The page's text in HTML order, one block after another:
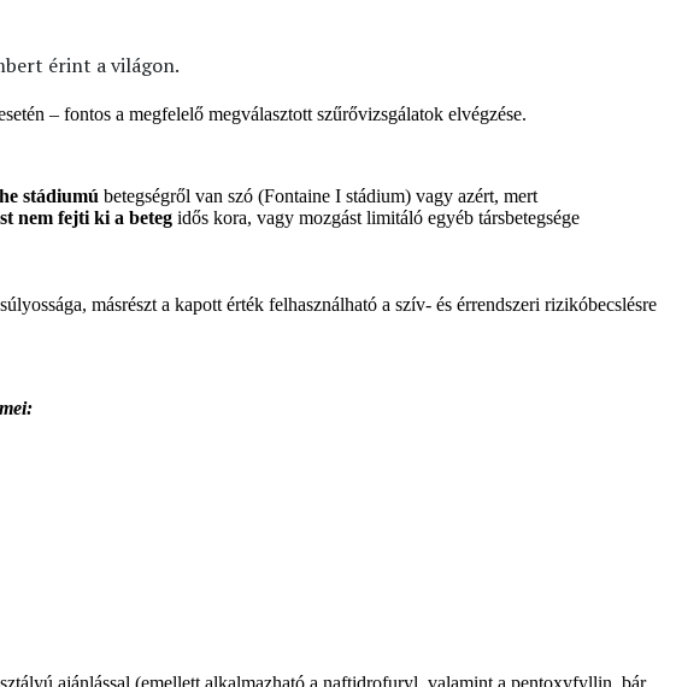
érint a világon.
– fontos a megfelelő megválasztott szűrővizsgálatok elvégzése.
stádiumú betegségről van szó (Fontaine I stádium) vagy azért, mert
nem fejti ki a beteg idős kora, vagy mozgást limitáló egyéb társbetegsége
másrészt a kapott érték felhasználható a szív- és érrendszeri rizikóbecslésre
ajánlással (emellett alkalmazható a naftidrofuryl, valamint a pentoxyfyllin, bár